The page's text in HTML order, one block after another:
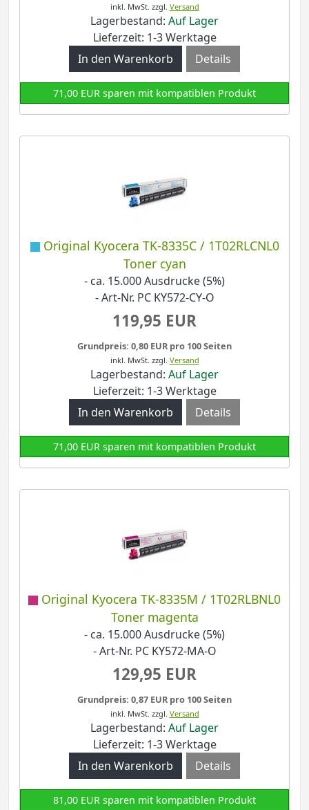
inkl. MwSt. zzgl. Versand
Lagerbestand: Auf Lager
Lieferzeit: 1-3 Werktage
Details
71,00 EUR sparen mit kompatiblen Produkt
Original Kyocera TK-8335C / 1T02RLCNL0
Toner cyan
- ca. 15.000 Ausdrucke (5%)
- Art-Nr. PC KY572-CY-O
119,95 EUR
Grundpreis: 0,80 EUR pro 100 Seiten
inkl. MwSt. zzgl. Versand
Lagerbestand: Auf Lager
Lieferzeit: 1-3 Werktage
Details
71,00 EUR sparen mit kompatiblen Produkt
Original Kyocera TK-8335M / 1T02RLBNL0
Toner magenta
- ca. 15.000 Ausdrucke (5%)
- Art-Nr. PC KY572-MA-O
129,95 EUR
Grundpreis: 0,87 EUR pro 100 Seiten
inkl. MwSt. zzgl. Versand
Lagerbestand: Auf Lager
Lieferzeit: 1-3 Werktage
Details
81,00 EUR sparen mit kompatiblen Produkt